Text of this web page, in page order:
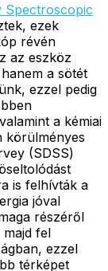
Spectroscopic
ezek
révén
az eszköz
a sötét
ezzel pedig
a kémiai
körülményes
(SDSS)
is felhívták a
jóval
részéről
fel
ezzel
térképet